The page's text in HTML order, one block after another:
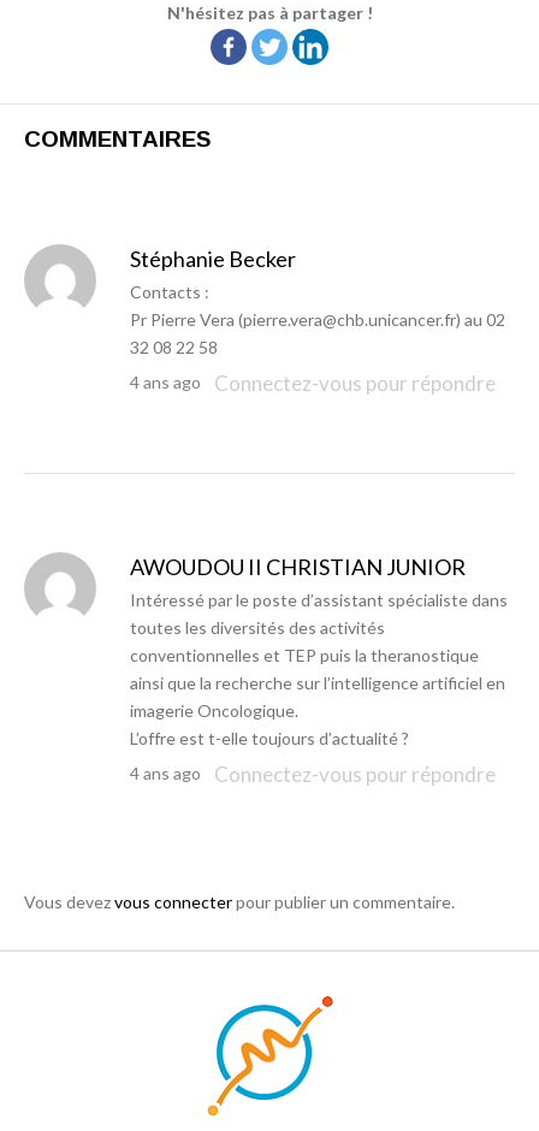
N'hésitez pas à partager !
COMMENTAIRES
Stéphanie Becker
Contacts :
Pr Pierre Vera (pierre.vera@chb.unicancer.fr) au 02
32 08 22 58
4 ans ago
Connectez-vous pour répondre
AWOUDOU II CHRISTIAN JUNIOR
Intéressé par le poste d’assistant spécialiste dans
toutes les diversités des activités
conventionnelles et TEP puis la theranostique
ainsi que la recherche sur l’intelligence artificiel en
imagerie Oncologique.
L’offre est t-elle toujours d’actualité ?
4 ans ago
Connectez-vous pour répondre
Vous devezvous connecterpour publier un commentaire.